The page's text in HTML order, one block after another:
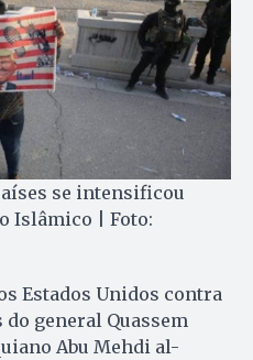
se intensificou
Islâmico | Foto:
Estados Unidos contra
general Quassem
Abu Mehdi al-